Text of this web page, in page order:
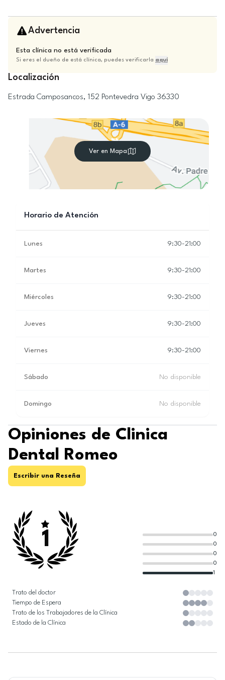
Advertencia
Esta clínica no está verificada
Si eres el dueño de está clínica, puedes verificarla aquí
Localización
Estrada Camposancos, 152 Pontevedra Vigo 36330
Ver en Mapa
Horario de Atención
Lunes 9:30-21:00
Martes 9:30-21:00
Miércoles 9:30-21:00
Jueves 9:30-21:00
Viernes 9:30-21:00
Sábado No disponible
Domingo No disponible
Opiniones de Clinica
Dental Romeo
Escribir una Reseña
1
1
0
0
0
0
Trato del doctor
Tiempo de Espera
Trato de los Trabajadores de la Clínica
Estado de la Clínica